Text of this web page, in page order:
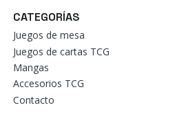
CATEGORÍAS
Juegos de mesa
Juegos de cartas TCG
Mangas
Accesorios TCG
Contacto